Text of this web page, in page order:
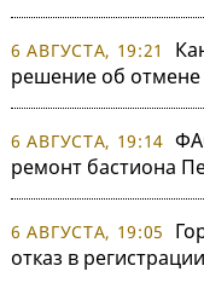
6 АВГУСТА, 19:21
решение об
6 АВГУСТА, 19:14
ремонт бастиона
6 АВГУСТА, 19:05
отказ в